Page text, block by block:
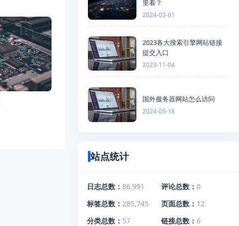
里看？
2024-03-01
2023各大搜索引擎网站链接
提交入口
2023-11-04
国外服务器网站怎么访问
2024-05-18
站点统计
日志总数 86,991 评论总数
0
标签总数
285,745 页面总数
12
分类总数
57 链接总数
6